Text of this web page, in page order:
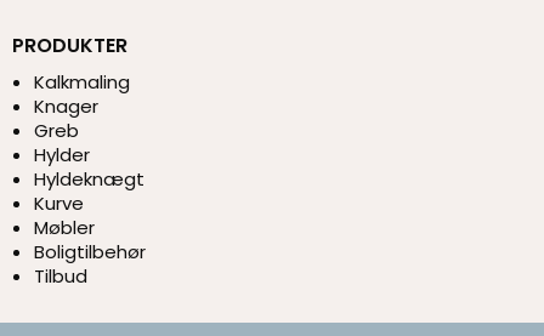
PRODUKTER
Kalkmaling
Knager
Greb
Hylder
Hyldeknægt
Kurve
Møbler
Boligtilbehør
Tilbud